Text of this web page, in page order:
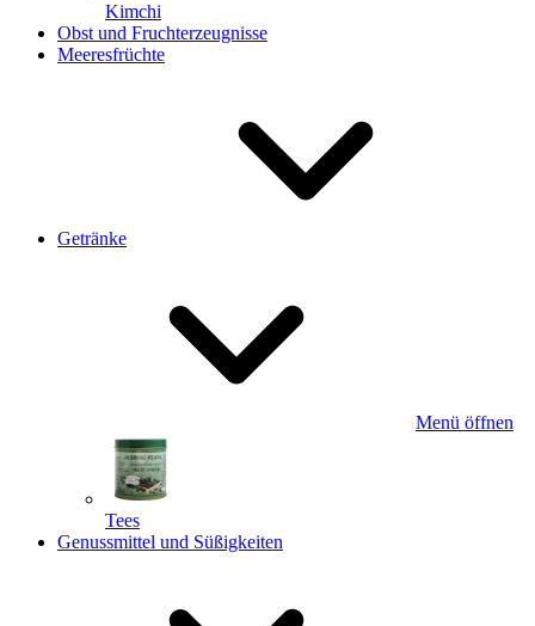
Kimchi
Obst und Fruchterzeugnisse
Meeresfrüchte
Getränke
Menü öffnen
Tees
Genussmittel und Süßigkeiten